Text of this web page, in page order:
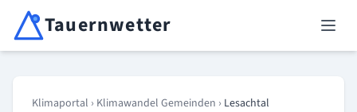
Tauernwetter
Unabhängiger Wetterdienst für Kärnten, Osttirol & Alpenregion
Klimaportal › Klimawandel Gemeinden › Lesachtal